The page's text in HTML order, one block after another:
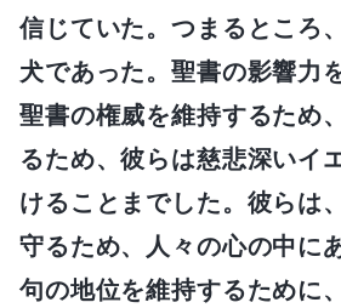
信じていた。つまるところ
犬であった。聖書の影響力
聖書の権威を維持するため
るため、彼らは慈悲深いイ
けることまでした。彼らは
守るため、人々の心の中に
句の地位を維持するために